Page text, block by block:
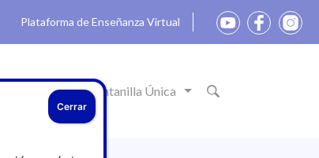
Plataforma de Enseñanza Virtual
Actualidad Ventanilla Única
Cerrar